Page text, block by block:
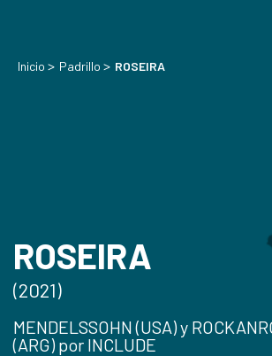
Inicio > Padrillo > ROSEIRA
ROSEIRA
(2021)
MENDELSSOHN (USA) y
(ARG) por INCLUDE